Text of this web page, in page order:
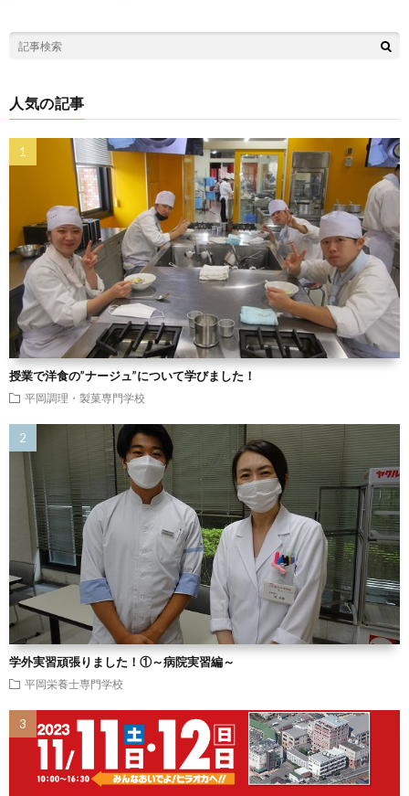
人気の記事
授業で洋食の”ナージュ”について学びました！
平岡調理・製菓専門学校
学外実習頑張りました！①～病院実習編～
平岡栄養士専門学校